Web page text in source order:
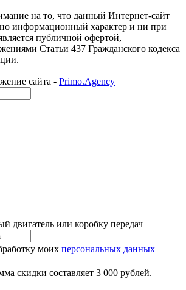
на то, что данный Интернет-сайт
информационный характер и ни при
публичной офертой,
Статьи 437 Гражданского кодекса
сайта - Primo.Agency
двигатель или коробку передач
моих персональных данных
скидки составляет 3 000 рублей.